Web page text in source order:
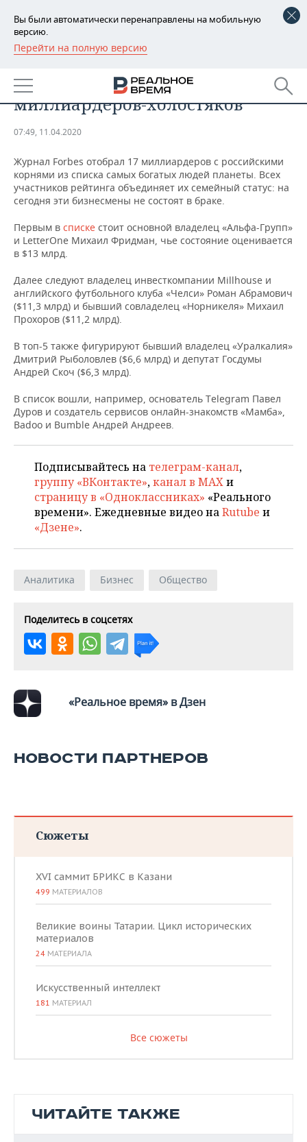
Вы были автоматически перенаправлены на мобильную
версию.
Перейти на полную версию
РЕГИОНЫ
БАШКОРТОСТАН
ТАТАРСТАН
НОВОСТИ
АНАЛИТИКА
ДЕКЛАРАЦИИ О ДОХОДАХ
КОРОЛИ ГОСЗАКАЗА ПФО
ВУЗЫ ТАТАРСТАНА
ТОРГОВЫЕ ЦЕНТРЫ
ТАТАРСТАНА
НОВОСТИ ЭКОНОМИКИ
ФИНАНСЫ
БАНКИ
ИНВЕСТИЦИИ
ПРОМЫШЛЕННОСТЬ
НОВОСТИ
АГРОПРОМ
МАШИНОСТРОЕНИЕ
НЕФТЕХИМИЯ
НЕФТЬ
ОПК
ЭНЕРГЕТИКА
НЕДВИЖИМОСТЬ
НОВОСТИ НЕДВИЖИМОСТИ
АВТО
НОВОСТИ БИЗНЕСА
ТРАНСПОРТ
УСЛУГИ
ТЕХНОЛОГИИ
IT
МЕДИА
ТЕЛЕКОММУНИКАЦИИ
НОВОСТИ МЕРОПРИЯТИЙ
ВЫЕЗДНАЯ РЕДАКЦИЯ
БИЗНЕС-БРАНЧИ
ОТКРЫТАЯ ЛЕКЦИЯ
СПОРТ
НОВОСТИ СПОРТА
ФУТБОЛ
БАСКЕТБОЛ
ВОЛЕЙБОЛ
КИБЕРСПОРТ
ФИГУРНОЕ КАТАНИЕ
ВОДНЫЕ ВИДЫ СПОРТА
ХОККЕЙ С МЯЧОМ
ОБЩЕСТВО
НОВОСТИ ОБЩЕСТВА
ИНФРАСТРУКТУРА
ИСТОРИЯ
КУЛЬТУРА
МЕДИЦИНА
ОБРАЗОВАНИЕ
ПРОИСШЕСТВИЯ
ФОТОГАЛЕРЕЯ
СЮЖЕТЫ
СПРАВОЧНИК
СПИСОК ПЕРСОН
СПИСОК КОМПАНИЙ
ПОЛНАЯ ВЕРСИЯ
Forbes составил список
миллиардеров-холостяков
07:49, 11.04.2020
Журнал Forbes отобрал 17 миллиардеров с российскими
корнями из списка самых богатых людей планеты. Всех
участников рейтинга объединяет их семейный статус: на
сегодня эти бизнесмены не состоят в браке.
Первым в списке стоит основной владелец «Альфа-Групп»
и LetterOne Михаил Фридман, чье состояние оценивается
в $13 млрд.
Далее следуют владелец инвесткомпании Millhouse и
английского футбольного клуба «Челси» Роман Абрамович
($11,3 млрд) и бывший совладелец «Норникеля» Михаил
Прохоров ($11,2 млрд).
В топ-5 также фигурируют бывший владелец «Уралкалия»
Дмитрий Рыболовлев ($6,6 млрд) и депутат Госдумы
Андрей Скоч ($6,3 млрд).
В список вошли, например, основатель Telegram Павел
Дуров и создатель сервисов онлайн-знакомств «Мамба»,
Badoo и Bumble Андрей Андреев.
Подписывайтесь на телеграм-канал,
группу «ВКонтакте»,канал в MAXи
страницу в «Одноклассниках» «Реального
времени». Ежедневные видео наRutube и
«Дзене».
Аналитика Бизнес Общество
Поделитесь в соцсетях
«Реальное время» в Дзен
НОВОСТИ ПАРТНЕРОВ
Сюжеты
XVI саммит БРИКС в Казани
499 МАТЕРИАЛОВ
Великие воины Татарии. Цикл исторических
материалов
24 МАТЕРИАЛА
Искусственный интеллект
181 МАТЕРИАЛ
Все сюжеты
ЧИТАЙТЕ ТАКЖЕ